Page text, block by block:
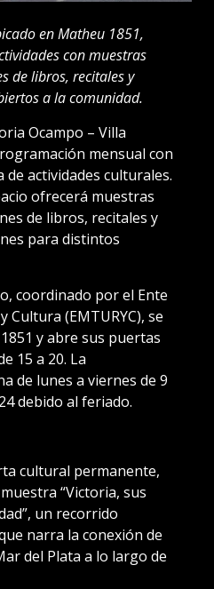
en Matheu 1851,
con muestras
de libros, recitales y
a la comunidad.
Ocampo – Villa
mensual con
actividades culturales.
ofrecerá muestras
de libros, recitales y
para distintos
coordinado por el Ente
(EMTURYC), se
y abre sus puertas
15 a 20. La
de lunes a viernes de 9
debido al feriado.
cultural permanente,
“Victoria, sus
un recorrido
narra la conexión de
del Plata a lo largo de